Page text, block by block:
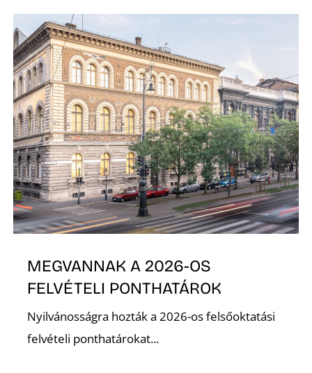
MEGVANNAK A 2026-OS
FELVÉTELI PONTHATÁROK
Nyilvánosságra hozták a 2026-os felsőoktatási
felvételi ponthatárokat...